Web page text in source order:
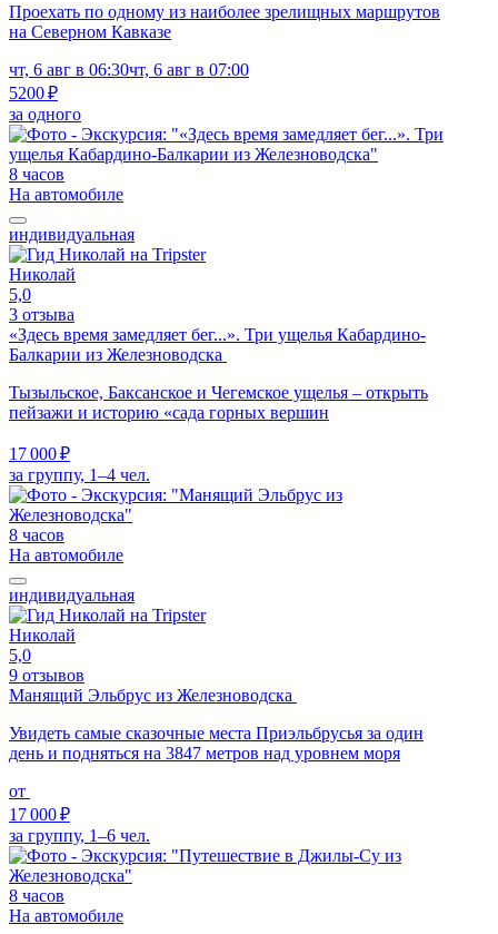
Проехать по одному из наиболее зрелищных маршрутов
на Северном Кавказе
чт, 6 авг в 06:30чт, 6 авг в 07:00
5200 ₽
за одного
8 часов
На автомобиле
индивидуальная
Николай
5,0
3 отзыва
«Здесь время замедляет бег...». Три ущелья Кабардино-
Балкарии из Железноводска
Тызыльское, Баксанское и Чегемское ущелья – открыть
пейзажи и историю «сада горных вершин
17 000 ₽
за группу, 1–4 чел.
8 часов
На автомобиле
индивидуальная
Николай
5,0
9 отзывов
Манящий Эльбрус из Железноводска
Увидеть самые сказочные места Приэльбрусья за один
день и подняться на 3847 метров над уровнем моря
от
17 000 ₽
за группу, 1–6 чел.
8 часов
На автомобиле